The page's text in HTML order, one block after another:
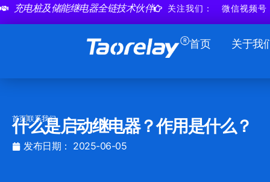
跳
至
充电桩及储能继电器全链技术伙伴 关注我们： 微信视频号
首页 关于我
首页联系我们
什么是启动继电器？作用是什么？
发布日期： 2025-06-05